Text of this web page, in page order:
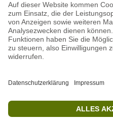
Aktuelle
Projekt WORBIS
SCHWARZWALD